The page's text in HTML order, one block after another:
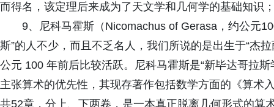
而得名，该定理后来成为了天文学和几何学的基础知识
9、尼科马霍斯（Nicomachus of Gerasa，约公元
斯”的人不少，而且不乏名人，我们所说的是出生于“杰
公元 100 年前后比较活跃。尼科马霍斯是“新毕达哥拉
主张算术的优先性，其现存著作包括数学方面的《算术
共52章，分上、下两卷，是一本真正脱离几何形式的算